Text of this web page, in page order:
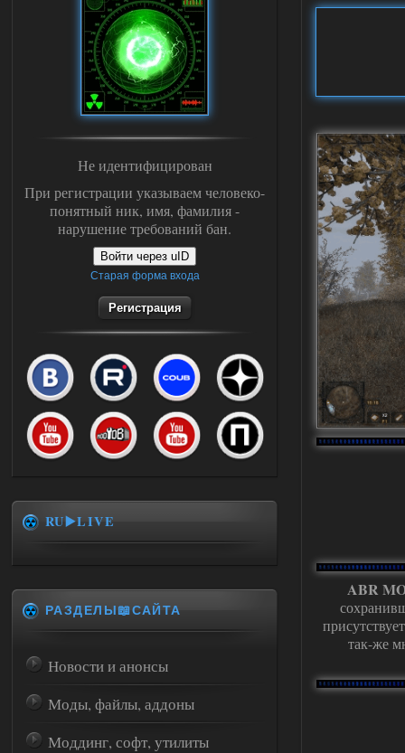
ABR
так-же
Не идентифицирован
При регистрации указываем человеко-
понятный ник, имя, фамилия -
нарушение требований бан.
Войти через uID
Старая форма входа
Регистрация
RU▶️LIVE
РАЗДЕЛЫ📖САЙТА
Новости и анонсы
Моды, файлы, аддоны
Моддинг, софт, утилиты